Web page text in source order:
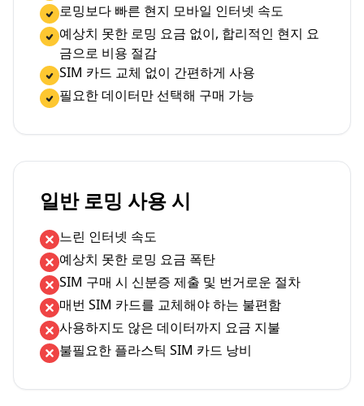
로밍보다 빠른 현지 모바일 인터넷 속도
예상치 못한 로밍 요금 없이, 합리적인 현지 요
금으로 비용 절감
SIM 카드 교체 없이 간편하게 사용
필요한 데이터만 선택해 구매 가능
일반 로밍 사용 시
느린 인터넷 속도
예상치 못한 로밍 요금 폭탄
SIM 구매 시 신분증 제출 및 번거로운 절차
매번 SIM 카드를 교체해야 하는 불편함
사용하지도 않은 데이터까지 요금 지불
불필요한 플라스틱 SIM 카드 낭비